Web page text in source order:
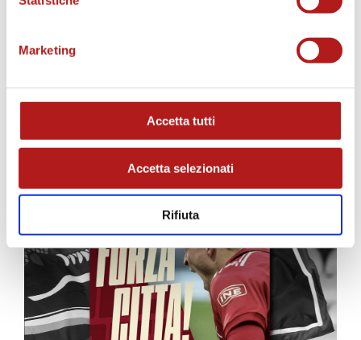
Marketing
Accetta tutti
Accetta selezionati
Rifiuta
MATCH PROGRAM